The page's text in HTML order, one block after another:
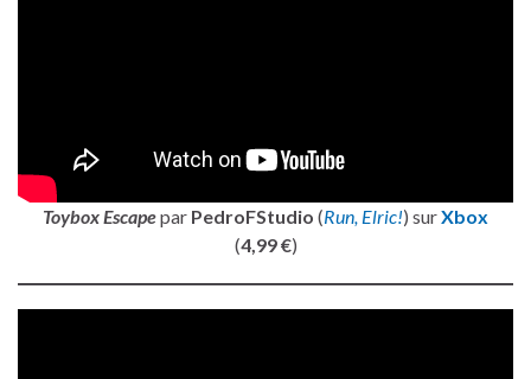
Toybox Escapepar PedroFStudio (Run, Elric!) surXbox
(4,99 €)